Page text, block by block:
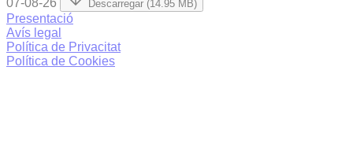
07-08-26 Descarregar (14.95 MB)
Presentació
Avís legal
Política de Privacitat
Política de Cookies